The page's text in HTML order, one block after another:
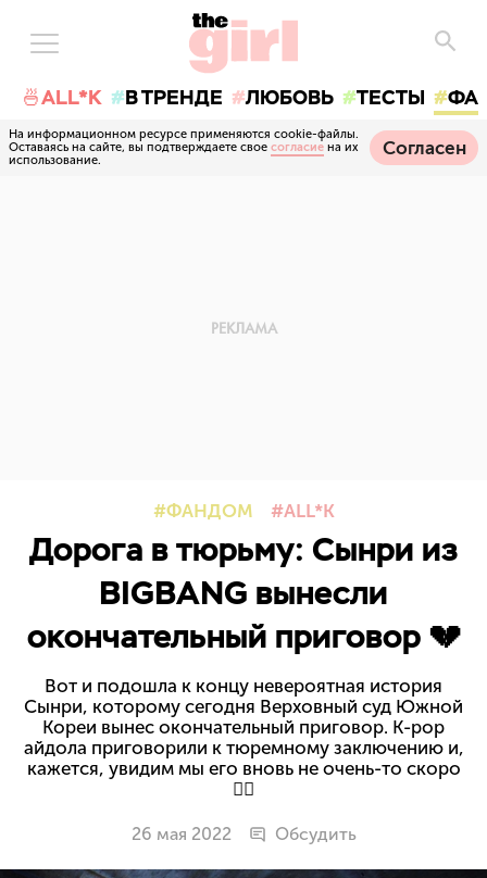
🍜ALL*K В ТРЕНДЕ ЛЮБОВЬ ТЕСТЫ
На информационном ресурсе применяются cookie-файлы.
Оставаясь на сайте, вы подтверждаете свое согласие на их
использование.
Согласен
ФАНДОМ ALL*K
Дорога в тюрьму: Сынри из
BIGBANG вынесли
окончательный приговор 💔
Вот и подошла к концу невероятная история
Сынри, которому сегодня Верховный суд Южной
Кореи вынес окончательный приговор. K-pop
айдола приговорили к тюремному заключению и,
кажется, увидим мы его вновь не очень-то скоро
👇🏻
26 мая 2022 Обсудить